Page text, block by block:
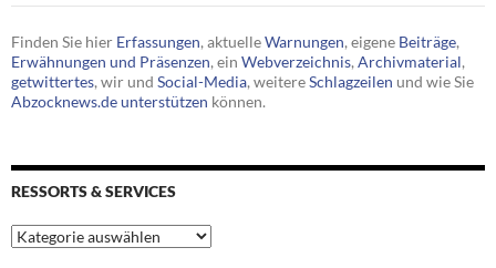
Finden Sie hier Erfassungen, aktuelleWarnungen, eigene Beiträge,
Erwähnungen und Präsenzen, ein Webverzeichnis, Archivmaterial,
getwittertes, wir und Social-Media, weitereSchlagzeilen und wie Sie
Abzocknews.de unterstützen können.
RESSORTS & SERVICES
Ressorts
&